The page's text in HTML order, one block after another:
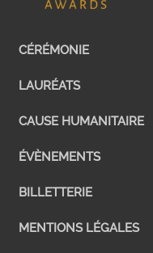
CÉRÉMONIE
LAURÉATS
CAUSE HUMANITAIRE
ÉVÈNEMENTS
BILLETTERIE
MENTIONS LÉGALES